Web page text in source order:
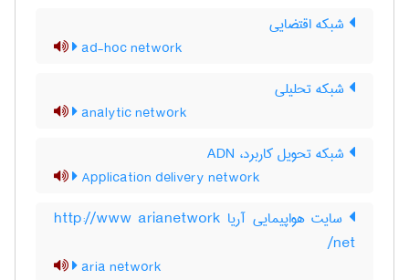
شبکه اقتضایی
ad-hoc network
شبکه تحلیلی
analytic network
شبکه تحویل کاربرد، ADN
Application delivery network
سایت هواپیمایی آریا http://www arianetwork
net/
aria network